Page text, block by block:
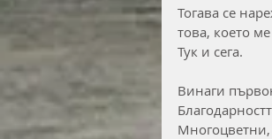
Тогава се
това, което
Тук и сега.
Винаги